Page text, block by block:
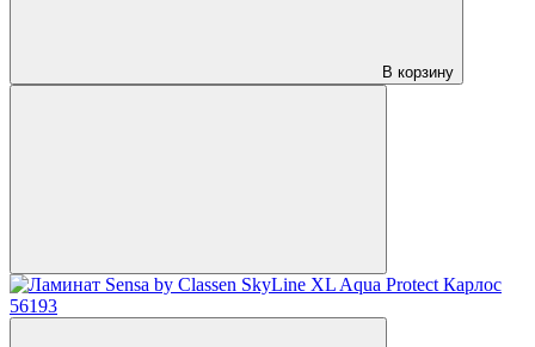
В корзину